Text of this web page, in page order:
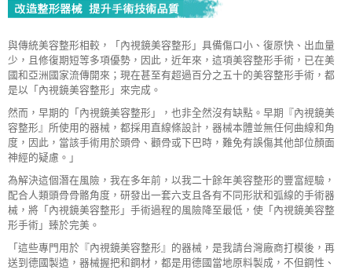
與傳統美容整形相較，「內視鏡美容整形」具備傷口小、復原快、出血量
少，且修復期短等多項優勢，因此，近年來，這項美容整形手術，已在美
國和亞洲國家流傳開來；現在甚至有超過百分之五十的美容整形手術，都
是以「內視鏡美容整形」來完成。
然而，早期的「內視鏡美容整形」，也非全然沒有缺點。早期『內視鏡美
容整形』所使用的器械，都採用直線條設計，器械本體並無任何曲線和角
度，因此，當該手術用於頭骨、顴骨或下巴時，難免有誤傷其他部位顏面
神經的疑慮。」
為解決這個潛在風險，我在多年前，以我二十餘年美容整形的豐富經驗，
配合人類頭骨骨骼角度，研發出一套六支且各有不同形狀和弧線的手術器
械，將「內視鏡美容整形」手術過程的風險降至最低，使「內視鏡美容整
形手術」臻於完美。
「這些專門用於『內視鏡美容整形』的器械，是我請台灣廠商打模後，再
送到德國製造，器械握把和鋼材，都是用德國當地原料製成，不但鋼性、